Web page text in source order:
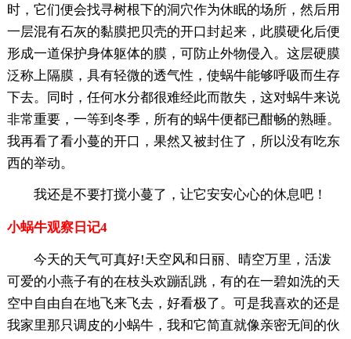
时，它们便会找寻树根下的洞穴作为休眠的场所，然后用
一层混有石灰的黏膜把贝壳的开口封起来，此膜硬化后便
形成一道保护身体躯体的膜，可防止外物侵入。这层硬膜
泛称上隔膜，具有轻微的透气性，使蜗牛能够呼吸而生存
下去。同时，任何水分都很难经此而散失，这对蜗牛来说
非常重要，一等到冬季，所有的蜗牛便都已酣畅的熟睡。
我再看了看小蔓的开口，果然又被封住了，所以没有吃东
西的举动。
我还是不要打搅小蔓了，让它安安心心的休息吧！
小蜗牛观察日记4
今天的天气可真好!天空风和日丽、晴空万里，活泼
可爱的小燕子有的在枝头欢蹦乱跳，有的在一碧如洗的天
空中自由自在地飞来飞去，好看极了。可是我喜欢的还是
我家里那只调皮的小蜗牛，我和它简直就像亲密无间的伙